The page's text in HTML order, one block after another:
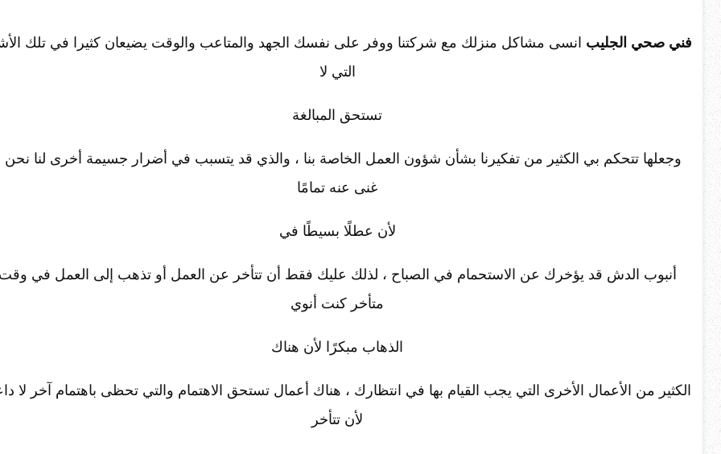
فني صحي الجليب انسى مشاكل منزلك مع شركتنا ووفر على نفسك الجهد والمتاعب والوقت يضيعان كثيرا في تلك
التي لا
تستحق المبالغة
وجعلها تتحكم بي الكثير من تفكيرنا بشأن شؤون العمل الخاصة بنا ، والذي قد يتسبب في أضرار جسيمة أخرى لنا نحن
غنى عنه تمامًا
لأن عطلًا بسيطًا في
أنبوب الدش قد يؤخرك عن الاستحمام في الصباح ، لذلك عليك فقط أن تتأخر عن العمل أو تذهب إلى العمل في
متأخر كنت أنوي
الذهاب مبكرًا لأن هناك
الكثير من الأعمال الأخرى التي يجب القيام بها في انتظارك ، هناك أعمال تستحق الاهتمام والتي تحظى باهتمام آخر لا
لأن تتأخر